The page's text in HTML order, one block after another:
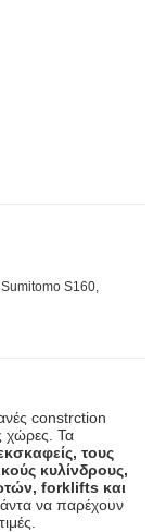
S160,
constrction
χώρες. Τα
τους
κυλίνδρους,
forklifts και
να παρέχουν
τιμές.